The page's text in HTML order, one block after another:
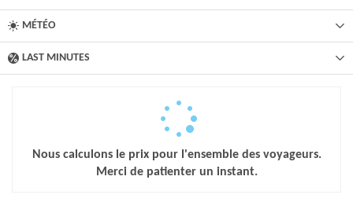
MÉTÉO
LAST MINUTES
Nous calculons le prix pour l'ensemble des voyageurs.
Merci de patienter un instant.